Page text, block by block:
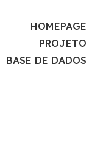
HOMEPAGE
PROJETO
BASE DE DADOS